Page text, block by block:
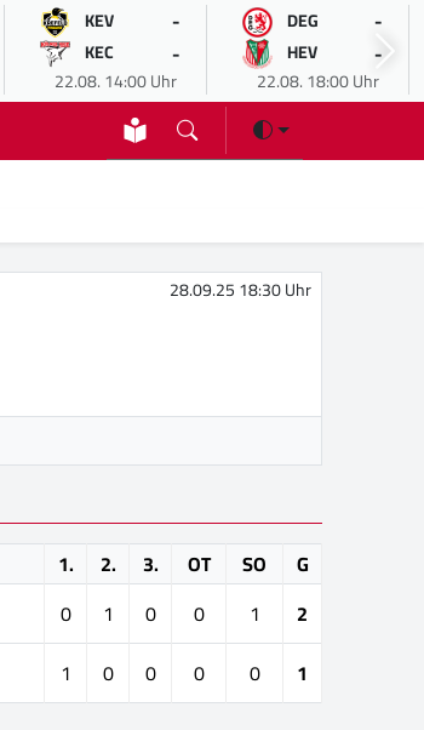
KEV -
KEC -
22.08. 14:00 Uhr
DEG -
HEV -
22.08. 18:00 Uhr
28.09.25 18:30 Uhr
1. 2. 3. OT SO
G
0 1 0 0 1
2
1 0 0 0 0 1